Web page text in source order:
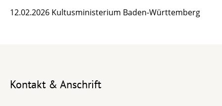
12.02.2026 Kultusministerium Baden-Württemberg
Kontakt & Anschrift